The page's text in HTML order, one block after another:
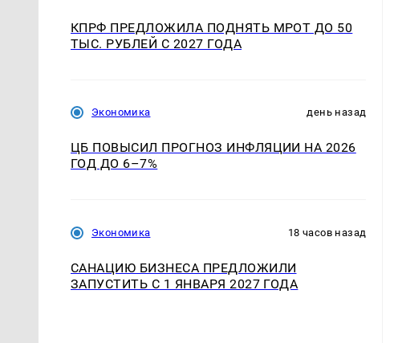
КПРФ ПРЕДЛОЖИЛА ПОДНЯТЬ МРОТ ДО 50
ТЫС. РУБЛЕЙ С 2027 ГОДА
Экономика день назад
ЦБ ПОВЫСИЛ ПРОГНОЗ ИНФЛЯЦИИ НА 2026
ГОД ДО 6–7%
Экономика 18 часов назад
САНАЦИЮ БИЗНЕСА ПРЕДЛОЖИЛИ
ЗАПУСТИТЬ С 1 ЯНВАРЯ 2027 ГОДА